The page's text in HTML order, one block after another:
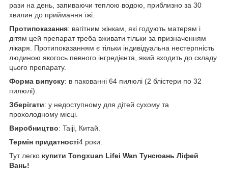
рази на день, запиваючи теплою водою, приблизно за 30
хвилин до приймання їжі.
Протипоказання: вагітним жінкам, які годують матерям і
дітям цей препарат треба вживати тільки за призначенням
лікаря. Протипоказанням є тільки індивідуальна нестерпність
людиною якогось певного інгредієнта, який входить до складу
цього препарату.
Форма випуску: в пакованні 64 пилюлі (2 блістери по 32
пилюлі).
Зберігати: у недоступному для дітей сухому та
прохолодному місці.
Виробництво: Taiji, Китай.
Термін придатності4 роки.
Тут легко купити Tongxuan Lifei Wan Тунсюань Ліфей
Вань!